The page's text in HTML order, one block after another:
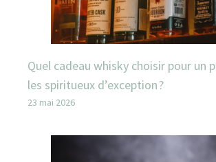
Quel cadeau whisky choisir pour un
les spiritueux d’exception ?
23 mai 2026